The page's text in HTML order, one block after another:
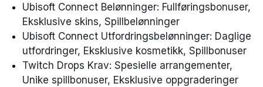
Ubisoft Connect Belønninger: Fullføringsbonuser,
Eksklusive skins, Spillbelønninger
Ubisoft Connect Utfordringsbelønninger: Daglige
utfordringer, Eksklusive kosmetikk, Spillbonuser
Twitch Drops Krav: Spesielle arrangementer,
Unike spillbonuser, Eksklusive oppgraderinger